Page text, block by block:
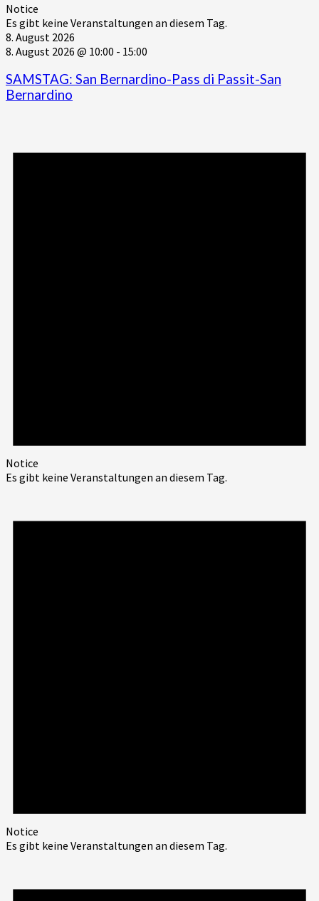
Notice
Es gibt keine Veranstaltungen an diesem Tag.
8. August 2026
8. August 2026 @ 10:00 - 15:00
SAMSTAG: San Bernardino-Pass di Passit-San
Bernardino
Notice
Es gibt keine Veranstaltungen an diesem Tag.
Notice
Es gibt keine Veranstaltungen an diesem Tag.